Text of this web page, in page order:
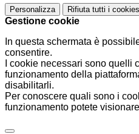
Personalizza Rifiuta tutti i cookies
Gestione cookie
In questa schermata è
consentire.
I cookie necessari sono quelli
funzionamento della
disabilitarli.
Per conoscere quali sono i
funzionamento potete